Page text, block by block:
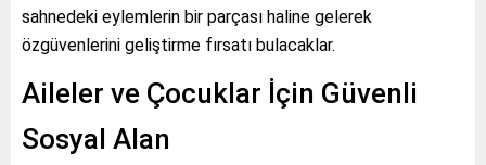
sahnedeki eylemlerin bir parçası haline gelerek
özgüvenlerini geliştirme fırsatı bulacaklar.
Aileler ve Çocuklar İçin Güvenli
Sosyal Alan